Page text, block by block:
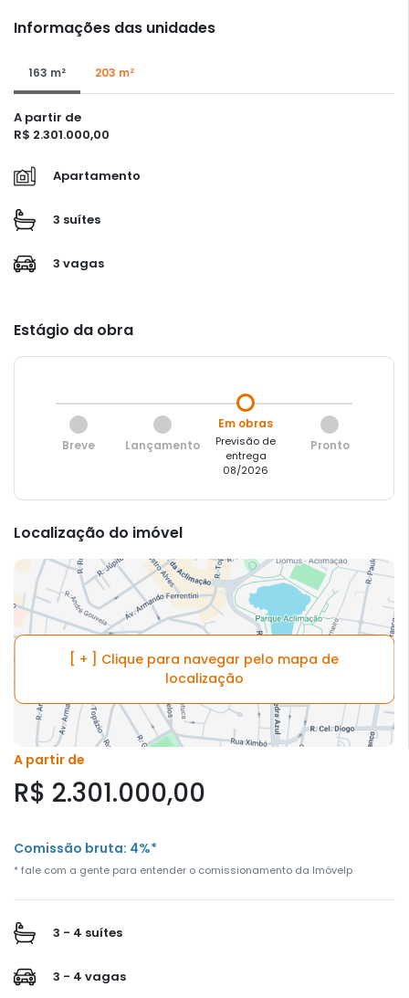
Informações das unidades
163 m² 203 m²
A partir de
R$ 2.301.000,00
Apartamento
3 suítes
3 vagas
Estágio da obra
Breve Lançamento
Em obras
Previsão de
entrega
08/2026
Pronto
Localização do imóvel
[ + ] Clique para navegar pelo mapa de
localização
A partir de
R$ 2.301.000,00
Comissão bruta: 4%*
* fale com a gente para entender o comissionamento da Imóvelp
3 - 4 suítes
3 - 4 vagas